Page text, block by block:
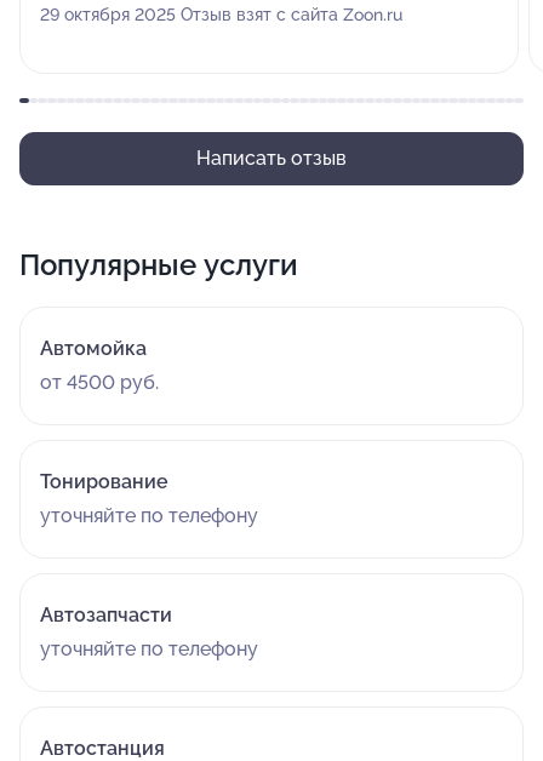
29 октября 2025 Отзыв взят с сайта Zoon.ru
Написать отзыв
Популярные услуги
Автомойка
от 4500 руб.
Тонирование
уточняйте по телефону
Автозапчасти
уточняйте по телефону
Автостанция